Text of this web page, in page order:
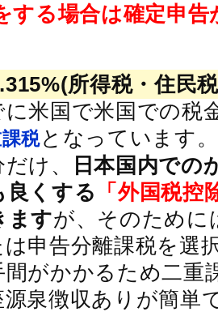
する場合は確定申告
(所得税・住民
米国で米国での税
税となっています
け、
日本国内での
くする 「外国税控
ますが、そのために
申告分離課税を選
間がかかるため二重
泉徴収ありが簡単